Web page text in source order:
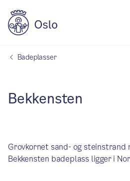
Badeplasser
Bekkensten
Grovkornet sand- og steinstrand
Bekkensten badeplass ligger i